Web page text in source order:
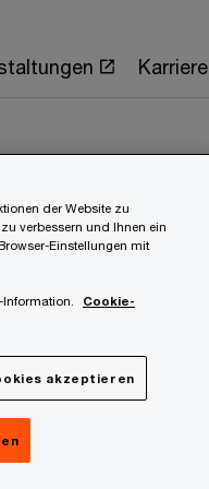
Karriere
der Website zu
verbessern und Ihnen ein
Einstellungen mit
Cookie-
akzeptieren